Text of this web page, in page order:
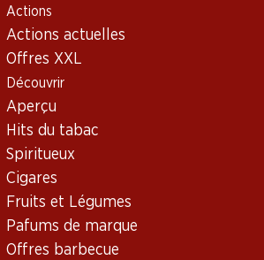
Actions
Actions actuelles
Offres XXL
Découvrir
Aperçu
Hits du tabac
Spiritueux
Cigares
Fruits et Légumes
Pafums de marque
Offres barbecue
Vins
Autriche
- Autriche
Bouteille: 21.50
Zweigelt Burg Reserve
2023